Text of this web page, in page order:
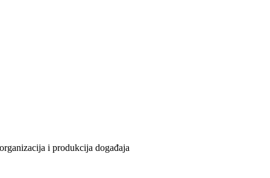
organizacija i produkcija događaja